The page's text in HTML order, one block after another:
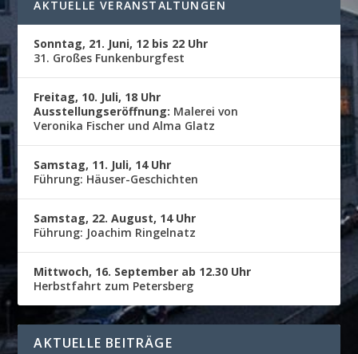
AKTUELLE VERANSTALTUNGEN
Sonntag, 21. Juni, 12 bis 22 Uhr
31. Großes Funkenburgfest
Freitag, 10. Juli, 18 Uhr
Ausstellungseröffnung: Malerei von
Veronika Fischer und Alma Glatz
Samstag, 11. Juli, 14 Uhr
Führung: Häuser-Geschichten
Samstag, 22. August, 14 Uhr
Führung: Joachim Ringelnatz
Mittwoch, 16. September ab 12.30 Uhr
Herbstfahrt zum Petersberg
AKTUELLE BEITRÄGE